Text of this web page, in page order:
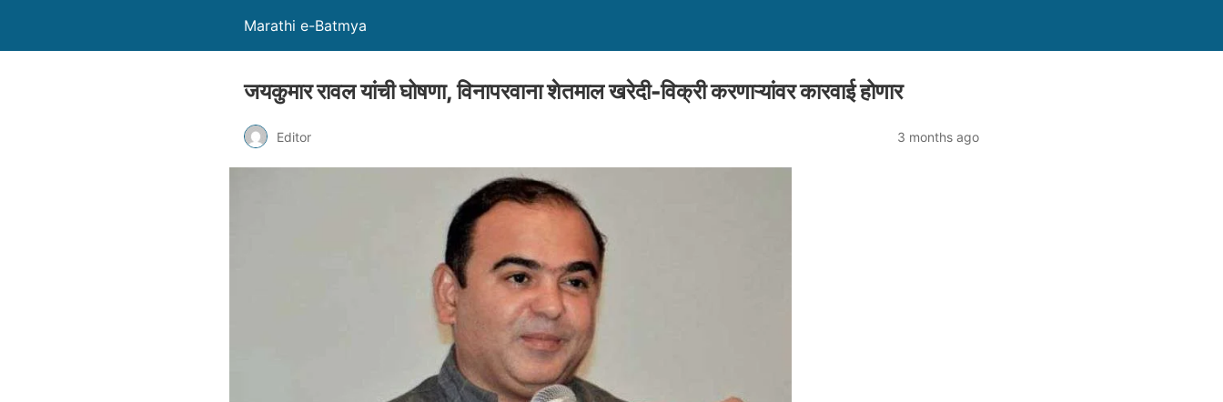
Marathi e-Batmya
जयकुमार रावल यांची घोषणा, विनापरवाना शेतमाल खरेदी-विक्री करणाऱ्यांवर कारवाई होणार
Editor 3 months ago